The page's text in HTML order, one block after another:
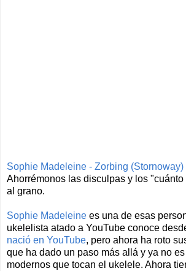
Sophie Madeleine - Zorbing (Stornoway)
Ahorrémonos las disculpas y los
al grano.
Sophie Madeleine es una de esas
ukelelista atado a YouTube conoce
nació en YouTube, pero ahora ha roto
que ha dado un paso más allá y ya no
modernos que tocan el ukelele. Ahora